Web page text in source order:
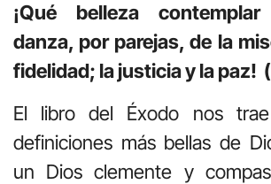
¡Qué belleza
danza, por parejas, de la
fidelidad; la justicia y la paz!
El libro del Éxodo nos
definiciones más bellas de
un Dios clemente y